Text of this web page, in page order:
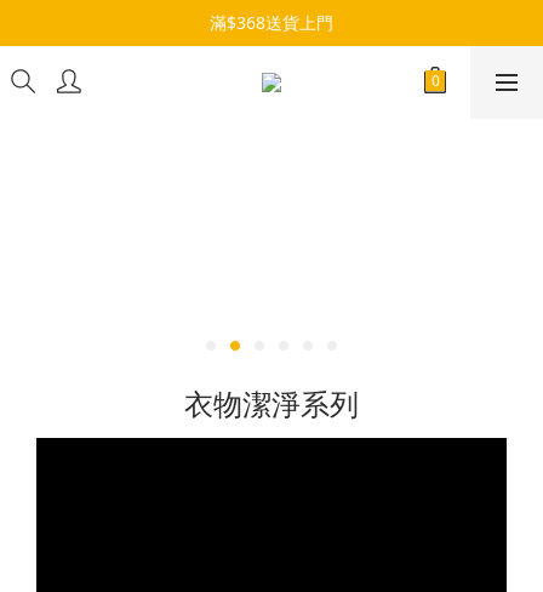
滿$368送貨上門
衣物潔淨系列